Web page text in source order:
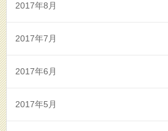
2017年8月
2017年7月
2017年6月
2017年5月